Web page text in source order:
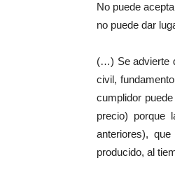
No puede
no puede dar
(…) Se advierte
civil,
cumplidor
precio) porque
anteriores),
producido, al